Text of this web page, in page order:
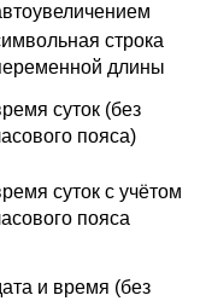
строка
длины
суток (без
пояса)
суток с учётом
пояса
и время (без